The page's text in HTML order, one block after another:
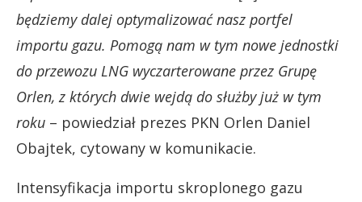
będziemy dalej optymalizować nasz portfel
importu gazu. Pomogą nam w tym nowe jednostki
do przewozu LNG wyczarterowane przez Grupę
Orlen, z których dwie wejdą do służby już w tym
roku – powiedział prezes PKN Orlen Daniel
Obajtek, cytowany w komunikacie.
Intensyfikacja importu skroplonego gazu